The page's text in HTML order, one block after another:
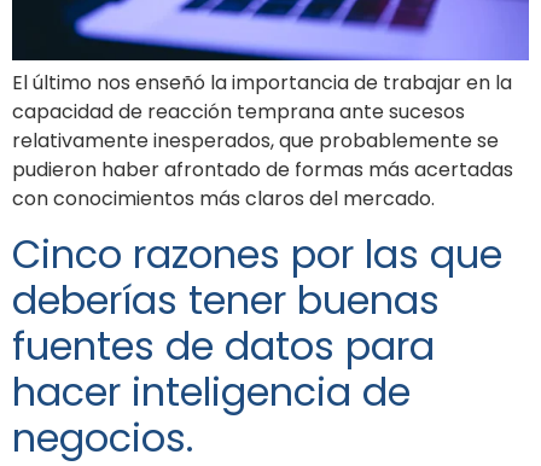
El último nos enseñó la importancia de trabajar en la
capacidad de reacción temprana ante sucesos
relativamente inesperados, que probablemente se
pudieron haber afrontado de formas más acertadas
con conocimientos más claros del mercado.
Cinco razones por las que
deberías tener buenas
fuentes de datos para
hacer inteligencia de
negocios.